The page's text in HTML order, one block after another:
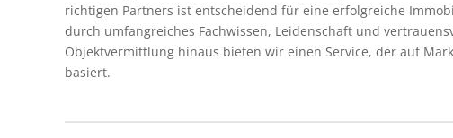
richtigen Partners ist entscheidend für eine erfolgreiche
durch umfangreiches Fachwissen, Leidenschaft und
Objektvermittlung hinaus bieten wir einen Service, der auf
basiert.